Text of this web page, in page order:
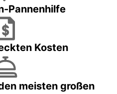
Pannenhilfe
Kosten
meisten großen